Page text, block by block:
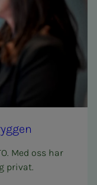
Med oss har
privat.